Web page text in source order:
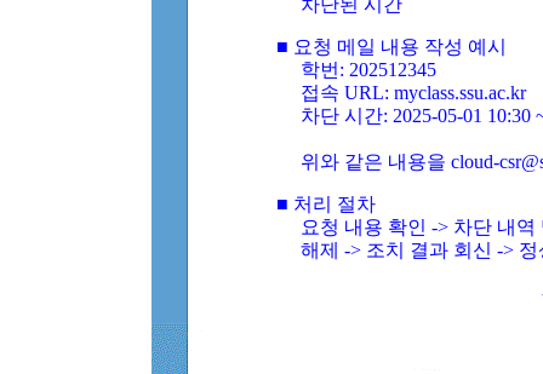
차단된 시간
■ 요청 메일 내용 작성 예시
학번: 202512345
접속 URL: myclass.ssu.ac.kr
차단 시간: 2025-05-01 10:30
위와 같은 내용을 cloud-
■ 처리 절차
요청 내용 확인 -> 차단 내
해제 -> 조치 결과 회신 ->